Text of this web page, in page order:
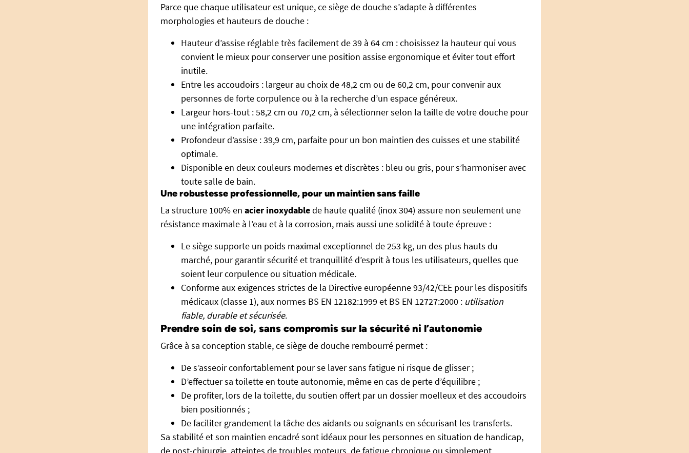
Parce que chaque utilisateur est unique, ce siège de douche s’adapte à différentes
morphologies et hauteurs de douche :
Hauteur d’assise réglable très facilement de 39 à 64 cm : choisissez la hauteur qui vous
convient le mieux pour conserver une position assise ergonomique et éviter tout effort
inutile.
Entre les accoudoirs : largeur au choix de 48,2 cm ou de 60,2 cm, pour convenir aux
personnes de forte corpulence ou à la recherche d’un espace généreux.
Largeur hors-tout : 58,2 cm ou 70,2 cm, à sélectionner selon la taille de votre douche pour
une intégration parfaite.
Profondeur d’assise : 39,9 cm, parfaite pour un bon maintien des cuisses et une stabilité
optimale.
Disponible en deux couleurs modernes et discrètes : bleu ou gris, pour s’harmoniser avec
toute salle de bain.
Une robustesse professionnelle, pour un maintien sans faille
La structure 100% en acier inoxydablede haute qualité (inox 304) assure non seulement une
résistance maximale à l’eau et à la corrosion, mais aussi une solidité à toute épreuve :
Le siège supporte un poids maximal exceptionnel de 253 kg, un des plus hauts du
marché, pour garantir sécurité et tranquillité d’esprit à tous les utilisateurs, quelles que
soient leur corpulence ou situation médicale.
Conforme aux exigences strictes de la Directive européenne 93/42/CEE pour les dispositifs
médicaux (classe 1), aux normes BS EN 12182:1999 et BS EN 12727:2000 : utilisation
fiable, durable et sécurisée.
Prendre soin de soi, sans compromis sur la sécurité ni l’autonomie
Grâce à sa conception stable, ce siège de douche rembourré permet :
De s’asseoir confortablement pour se laver sans fatigue ni risque de glisser ;
D’effectuer sa toilette en toute autonomie, même en cas de perte d’équilibre ;
De profiter, lors de la toilette, du soutien offert par un dossier moelleux et des accoudoirs
bien positionnés ;
De faciliter grandement la tâche des aidants ou soignants en sécurisant les transferts.
Sa stabilité et son maintien encadré sont idéaux pour les personnes en situation de handicap,
de post-chirurgie, atteintes de troubles moteurs, de fatigue chronique ou simplement